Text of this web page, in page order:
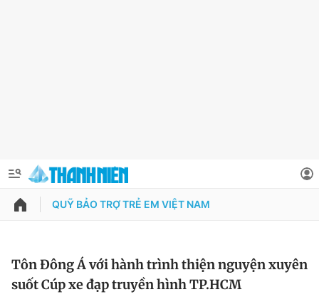
QUẢNG CÁO ĐẶT BÁO
Thông tin tài khoản
Đổi mật khẩu
QUỸ BẢO TRỢ TRẺ EM VIỆT NAM
Tôn Đông Á với hành trình thiện nguyện xuyên
suốt Cúp xe đạp truyền hình TP.HCM